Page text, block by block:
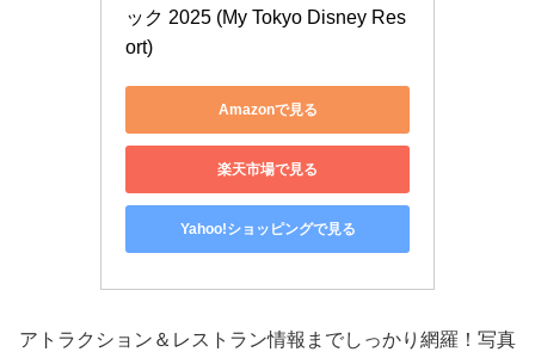
ック 2025 (My Tokyo Disney Res
ort)
Amazonで見る
楽天市場で見る
Yahoo!ショッピングで見る
アトラクション＆レストラン情報までしっかり網羅！写真